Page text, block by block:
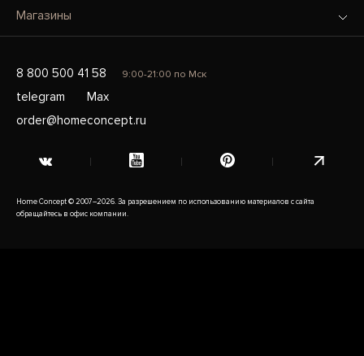
Магазины
8 800 500 41 58 9:00-21:00 по Мск
telegram
Max
order@homeconcept.ru
Home Concept © 2007–2026. За разрешением по использованию материалов с сайта
обращайтесь в офис компании.